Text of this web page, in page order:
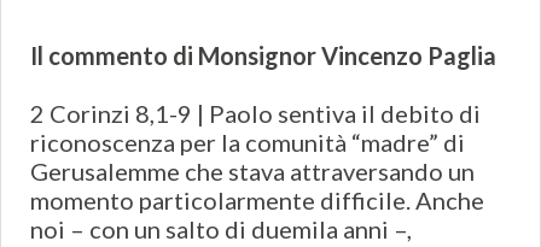
Il commento di Monsignor Vincenzo Paglia
2 Corinzi 8,1-9 | Paolo sentiva il debito di
riconoscenza per la comunità “madre” di
Gerusalemme che stava attraversando un
momento particolarmente difficile. Anche
noi – con un salto di duemila anni –,